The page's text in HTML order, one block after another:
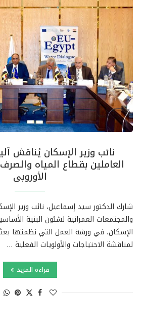
نائب وزير الإسكان يُناقش
العاملين بقطاع المياه
الأوروبى
شارك الدكتور سيد إسماعيل، نائب وزير
والمجتمعات العمرانية لشئون البنية
الإسكان، في ورشة العمل التي نظمتها بعثة
لمناقشة الاحتياجات والأولويات الفعلية …
قراءة المزيد